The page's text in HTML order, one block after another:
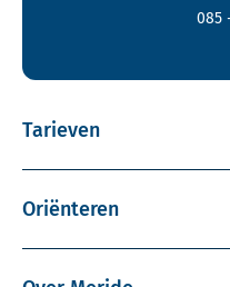
085
Tarieven
Oriënteren